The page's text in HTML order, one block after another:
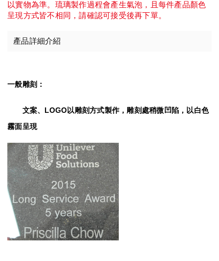
以實物為準。琉璃製作過程會產生氣泡，且每件產品顏色
呈現方式皆不相同，請確認可接受後再下單。
產品詳細介紹
一般雕刻：
文案、LOGO以雕刻方式製作，雕刻處稍微凹陷，以白色
霧面呈現